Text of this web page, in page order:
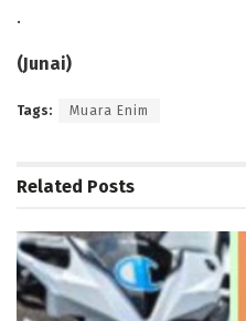
.
(Junai)
Tags: Muara Enim
Related Posts